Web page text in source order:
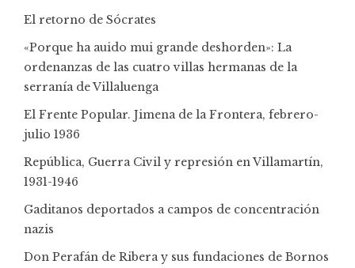
El retorno de Sócrates
«Porque ha auido mui grande deshorden»: La
ordenanzas de las cuatro villas hermanas de la
serranía de Villaluenga
El Frente Popular. Jimena de la Frontera, febrero-
julio 1936
República, Guerra Civil y represión en Villamartín,
1931-1946
Gaditanos deportados a campos de concentración
nazis
Don Perafán de Ribera y sus fundaciones de Bornos